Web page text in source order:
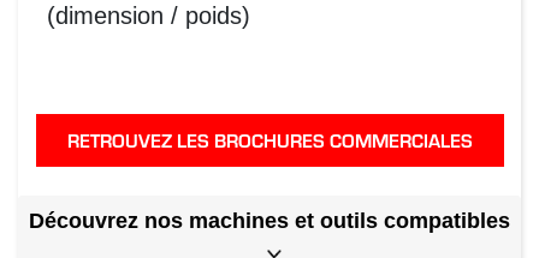
(dimension / poids)
RETROUVEZ LES BROCHURES COMMERCIALES
Découvrez nos machines et outils compatibles